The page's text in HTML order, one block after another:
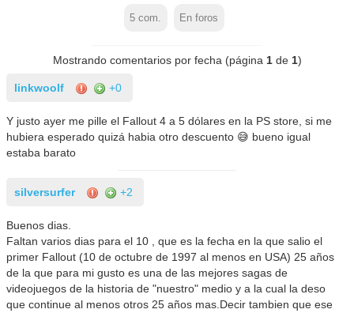
5 com. En foros
Mostrando comentarios por fecha (página 1de 1)
linkwoolf +0
Y justo ayer me pille el Fallout 4 a 5 dólares en la PS store, si me
hubiera esperado quizá habia otro descuento 😅 bueno igual
estaba barato
silversurfer +2
Buenos dias.
Faltan varios dias para el 10 , que es la fecha en la que salio el
primer Fallout (10 de octubre de 1997 al menos en USA) 25 años
de la que para mi gusto es una de las mejores sagas de
videojuegos de la historia de "nuestro" medio y a la cual la deso
que continue al menos otros 25 años mas.Decir tambien que ese